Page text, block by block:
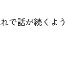
で話が続くよ